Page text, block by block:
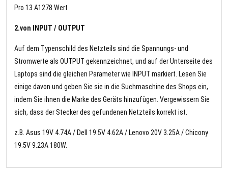
Pro 13 A1278 Wert
2.von INPUT / OUTPUT
Auf dem Typenschild des Netzteils sind die Spannungs- und
Stromwerte als OUTPUT gekennzeichnet, und auf der Unterseite des
Laptops sind die gleichen Parameter wie INPUT markiert. Lesen Sie
einige davon und geben Sie sie in die Suchmaschine des Shops ein,
indem Sie ihnen die Marke des Geräts hinzufügen. Vergewissern Sie
sich, dass der Stecker des gefundenen Netzteils korrekt ist.
z.B. Asus 19V 4.74A / Dell 19.5V 4.62A / Lenovo 20V 3.25A / Chicony
19.5V 9.23A 180W.